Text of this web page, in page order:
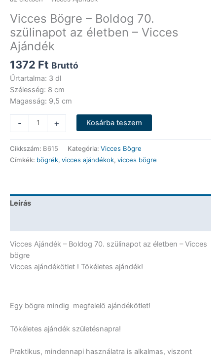
Vicces Bögre – Boldog 70.
szülinapot az életben – Vicces
Ajándék
1372 Ft Bruttó
Űrtartalma: 3 dl
Szélesség: 8 cm
Magasság: 9,5 cm
-
Bögre
-
Boldog
70.
életben
Ajándék
mennyiség
+ Kosárba teszem
Cikkszám: B615 Kategória: Vicces Bögre
Címkék: bögrék, vicces ajándékok, vicces bögre
Leírás
Vicces Ajándék – Boldog 70. szülinapot az életben – Vicces
bögre
Vicces ajándékötlet ! Tökéletes ajándék!
Egy bögre mindig megfelelő ajándékötlet!
Tökéletes ajándék születésnapra!
Praktikus, mindennapi használatra is alkalmas, viszont